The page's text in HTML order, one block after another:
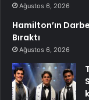
Ağustos 6, 2026
Hamilton’ın
Bıraktı
Ağustos 6, 2026